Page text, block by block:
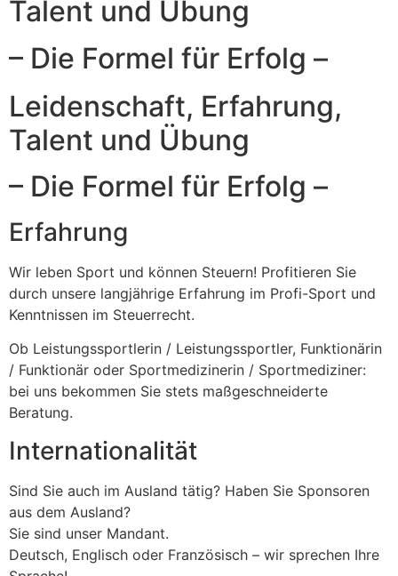
Talent und Übung
– Die Formel für Erfolg –
Leidenschaft, Erfahrung,
Talent und Übung
– Die Formel für Erfolg –
Erfahrung
Wir leben Sport und können Steuern! Profitieren Sie
durch unsere langjährige Erfahrung im Profi-Sport und
Kenntnissen im Steuerrecht.
Ob Leistungssportlerin / Leistungssportler, Funktionärin
/ Funktionär oder Sportmedizinerin / Sportmediziner:
bei uns bekommen Sie stets maßgeschneiderte
Beratung.
Internationalität
Sind Sie auch im Ausland tätig? Haben Sie Sponsoren
aus dem Ausland?
Sie sind unser Mandant.
Deutsch, Englisch oder Französisch – wir sprechen Ihre